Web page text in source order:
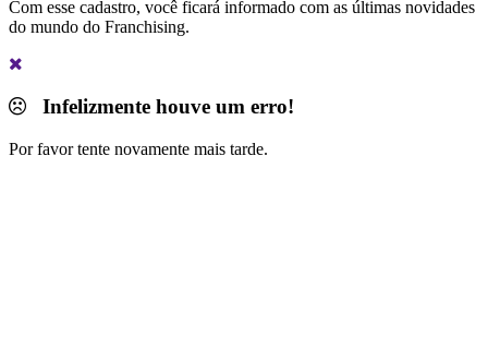
Com esse cadastro, você ficará informado com as últimas novidades
do mundo do Franchising.
Infelizmente houve um erro!
Por favor tente novamente mais tarde.